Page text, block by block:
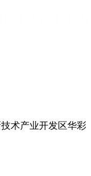
术产业开发区华彩